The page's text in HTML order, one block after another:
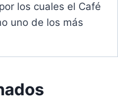
los cuales el Café
uno de los más